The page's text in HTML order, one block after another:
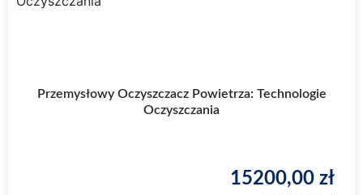
Przemysłowy Oczyszczacz Powietrza: Technologie
Oczyszczania
15200,00 zł